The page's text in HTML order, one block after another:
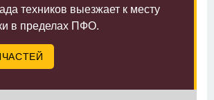
техников выезжает к месту
в пределах ПФО.